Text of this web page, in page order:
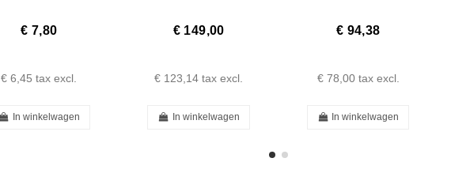
1087580105
€ 7,80
€ 6,45 tax excl.
In winkelwagen
€ 149,00
€ 123,14 tax excl.
In winkelwagen
€ 94,38
€ 78,00 tax excl.
In winkelwagen